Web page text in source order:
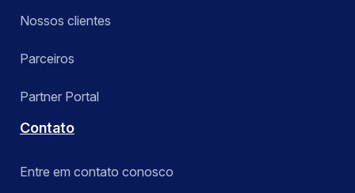
Nossos clientes
Parceiros
Partner Portal
Contato
Entre em contato conosco